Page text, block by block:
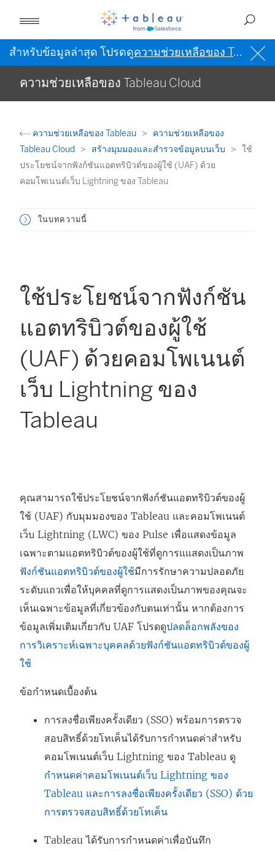
สำหรับข้อมูลล่าสุด โปรดดูความช่วยเหลือของ Tableau เป็นภาษาอังกฤษ (สหรัฐอเมริกา)
ความช่วยเหลือของ Tableau Cloud
ความช่วยเหลือของ Tableau
ความช่วยเหลือของ
Tableau Cloud
สร้างมุมมองและสำรวจข้อมูลบนเว็บ
ใช้
ประโยชน์จากฟังก์ชันแอตทริบิวต์ของผู้ใช้ (UAF) ด้วย
คอมโพเนนต์เว็บ Lightning ของ Tableau
ในบทความนี้
ใช้ประโยชน์จากฟังก์ชัน
แอตทริบิวต์ของผู้ใช้
(UAF) ด้วยคอมโพเนนต์
เว็บ Lightning ของ
Tableau
คุณสามารถใช้ประโยชน์จากฟังก์ชันแอตทริบิวต์ของผู้
ใช้ (UAF) กับมุมมองของ Tableau และคอมโพเนนต์
เว็บ Lightning (LWC) ของ Pulse เพื่อแสดงข้อมูล
เฉพาะตามแอตทริบิวต์ของผู้ใช้ที่ดูการแแสดงเป็นภาพ
ฟังก์ชันแอตทริบิวต์ของผู้ใช้มีการรักษาความปลอดภัย
ระดับแถวเพื่อให้บุคคลที่ดูการแสดงเป็นภาพของคุณจะ
เห็นเฉพาะข้อมูลที่เกี่ยวข้องกับตนเท่านั้น หากต้องการ
ข้อมูลเพิ่มเติมเกี่ยวกับ UAF โปรดดูปลดล็อกพลังของ
การวิเคราะห์เฉพาะบุคคลด้วยฟังก์ชันแอตทริบิวต์ของผู้
ใช้
ข้อกำหนดเบื้องต้น
การลงชื่อเพียงครั้งเดียว (SSO) พร้อมการตรวจ
สอบสิทธิ์ด้วยโทเค็นได้รับการกำหนดค่าสำหรับ
คอมโพเนนต์เว็บ Lightning ของ Tableau ดู
กำหนดค่าคอมโพเนนต์เว็บ Lightning ของ
Tableau และการลงชื่อเพียงครั้งเดียว (SSO) ด้วย
การตรวจสอบสิทธิ์ด้วยโทเค็น
Tableau ได้รับการกำหนดค่าเพื่อบันทึก